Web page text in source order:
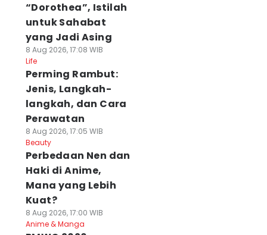
“Dorothea”, Istilah
untuk Sahabat
yang Jadi Asing
8 Aug 2026, 17:08 WIB
Life
Perming Rambut:
Jenis, Langkah-
langkah, dan Cara
Perawatan
8 Aug 2026, 17:05 WIB
Beauty
Perbedaan Nen dan
Haki di Anime,
Mana yang Lebih
Kuat?
8 Aug 2026, 17:00 WIB
Anime & Manga